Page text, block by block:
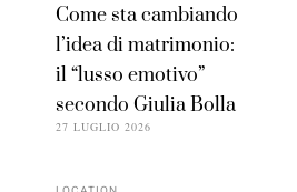
Come sta cambiando
l’idea di matrimonio:
il “lusso emotivo”
secondo Giulia Bolla
27 LUGLIO 2026